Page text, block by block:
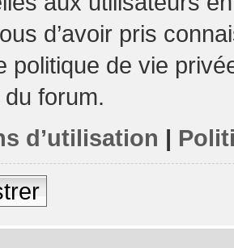
d’avoir pris
politique de vie
forum.
d’utilisation |